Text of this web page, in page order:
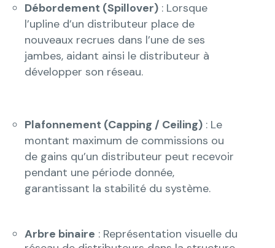
Débordement (Spillover) : Lorsque
l’upline d’un distributeur place de
nouveaux recrues dans l’une de ses
jambes, aidant ainsi le distributeur à
développer son réseau.
Plafonnement (Capping / Ceiling) : Le
montant maximum de commissions ou
de gains qu’un distributeur peut recevoir
pendant une période donnée,
garantissant la stabilité du système.
Arbre binaire : Représentation visuelle du